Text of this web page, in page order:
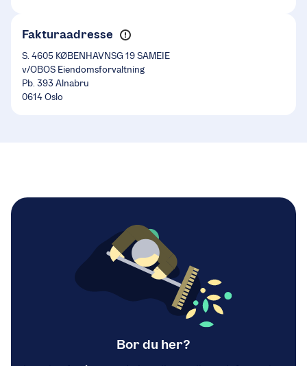
Fakturaadresse
S. 4605 KØBENHAVNSG 19 SAMEIE
v/OBOS Eiendomsforvaltning
Pb. 393 Alnabru
0614 Oslo
Bor du her?